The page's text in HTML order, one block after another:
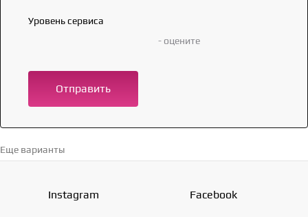
Уровень сервиса
- оцените
Отправить
Еще варианты
Instagram Facebook